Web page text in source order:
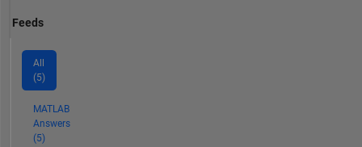
Feeds
All
(5)
MATLAB
Answers
(5)